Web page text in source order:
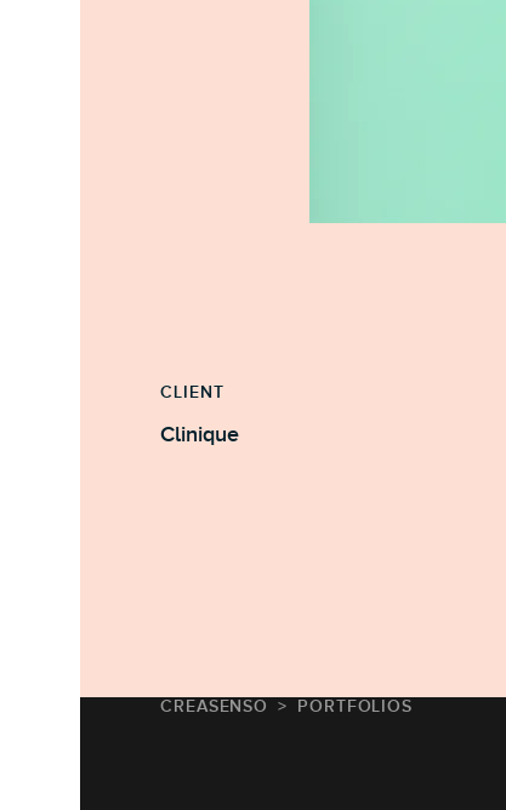
CLIENT
Clinique
CREASENSO PORTFOLIOS